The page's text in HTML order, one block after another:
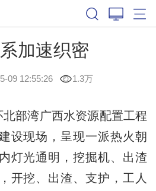
加速织密
09 12:55:26 1.3万
部湾广西水资源配置工程
设现场，呈现一派热火朝
灯光通明，挖掘机、出渣
开挖、出渣、支护，工人